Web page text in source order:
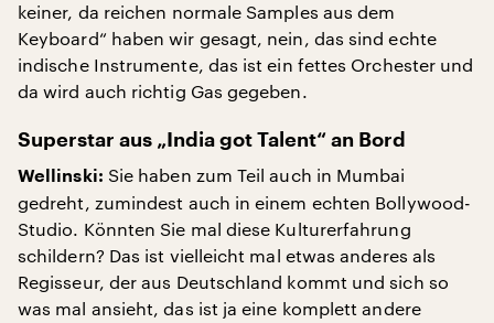
keiner, da reichen normale Samples aus dem
Keyboard“ haben wir gesagt, nein, das sind echte
indische Instrumente, das ist ein fettes Orchester und
da wird auch richtig Gas gegeben.
Superstar aus „India got Talent“ an Bord
Wellinski: Sie haben zum Teil auch in Mumbai
gedreht, zumindest auch in einem echten Bollywood-
Studio. Könnten Sie mal diese Kulturerfahrung
schildern? Das ist vielleicht mal etwas anderes als
Regisseur, der aus Deutschland kommt und sich so
was mal ansieht, das ist ja eine komplett andere